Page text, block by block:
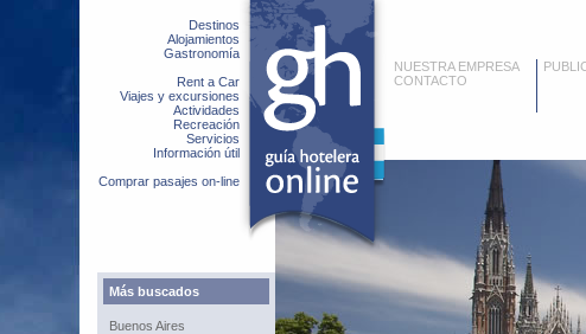
Destinos
Alojamientos
Gastronomía
Rent a Car
Viajes y excursiones
Actividades
Recreación
Servicios
Información útil
Comprar pasajes on-line
Más buscados
Buenos Aires
NUESTRA EMPRESA
CONTACTO